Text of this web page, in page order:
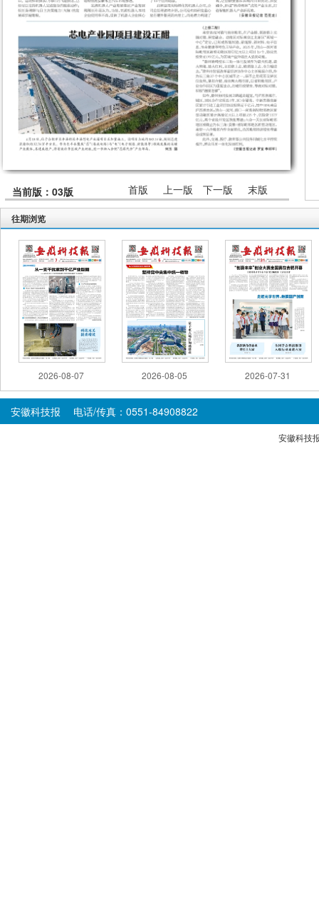
当前版：03版 首版 上一版 下一版 末版
往期浏览
2026-08-07 2026-08-05 2026-07-31
安徽科技报 电话/传真：0551-84908822
安徽科技